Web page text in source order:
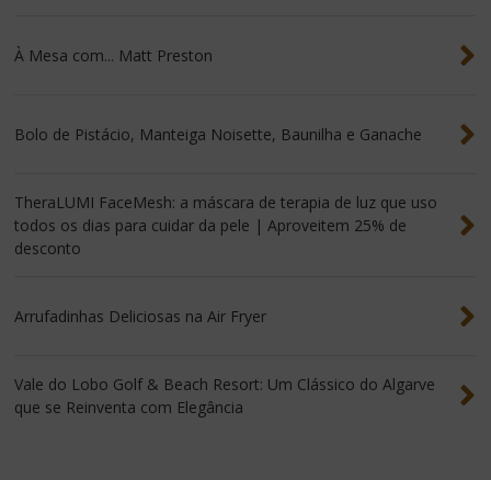
À Mesa com... Matt Preston
Bolo de Pistácio, Manteiga Noisette, Baunilha e Ganache
TheraLUMI FaceMesh: a máscara de terapia de luz que uso
todos os dias para cuidar da pele | Aproveitem 25% de
desconto
Arrufadinhas Deliciosas na Air Fryer
Vale do Lobo Golf & Beach Resort: Um Clássico do Algarve
que se Reinventa com Elegância